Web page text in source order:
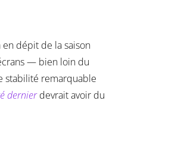
en dépit de la saison
— bien loin du
stabilité remarquable
dernierdevrait avoir du